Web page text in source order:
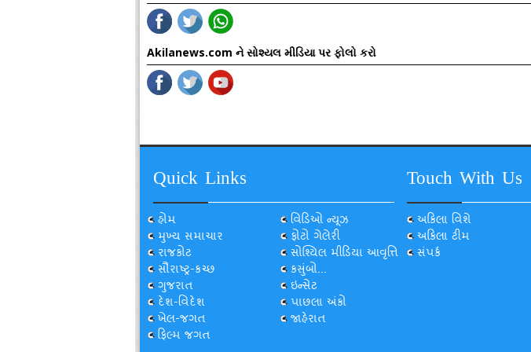
Akilanews.com ને સોશ્યલ મીડિયા પર ફોલો કરો
Quick Links
હોમ
મુખ્ય સમાચાર
રાજકોટ
સૌરાષ્ટ્ર-કચ્છ
ગુજરાત
દેશ-વિદેશ
ખેલ-જગત
ફિલ્મ જગત
વિડિઓ ન્યૂઝ
ફોટો ગેલેરી
સોશ્યિલ મીડિયા આવૃત્તિ
કસુંબો...
ઇન્સેટ
પાછલા અંકો
જાહેરાત
Touch With Us
અકિલા વિશે
અકિલા ટીમ
સંપર્ક